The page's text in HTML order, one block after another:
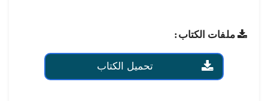
ملفات الكتاب:
تحميل الكتاب